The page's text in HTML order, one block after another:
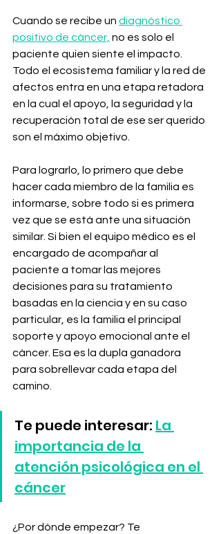
Cuando se recibe un diagnóstico
positivo de cáncer, no es solo el
paciente quien siente el impacto.
Todo el ecosistema familiar y la red de
afectos entra en una etapa retadora
en la cual el apoyo, la seguridad y la
recuperación total de ese ser querido
son el máximo objetivo.
Para lograrlo, lo primero que debe
hacer cada miembro de la familia es
informarse, sobre todo si es primera
vez que se está ante una situación
similar. Si bien el equipo médico es el
encargado de acompañar al
paciente a tomar las mejores
decisiones para su tratamiento
basadas en la ciencia y en su caso
particular, es la familia el principal
soporte y apoyo emocional ante el
cáncer. Esa es la dupla ganadora
para sobrellevar cada etapa del
camino.
Te puede interesar: La
importancia de la
atención psicológica en el
cáncer
¿Por dónde empezar? Te